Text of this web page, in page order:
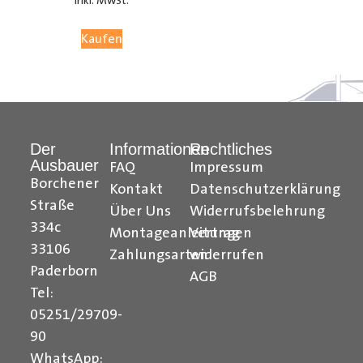
auch auf unseremYouTube Kanaleinfach und
Ihr Team von Der Ausbauer
Formularbeginn
Kaufen
Der
Ausbauer
Borchener
Straße
334c
33106
Paderborn
Tel:
05251/29709-
90
WhatsApp:
Informationen
FAQ
Kontakt
Über Uns
Montageanleitungen
Zahlungsarten
Rechtliches
Impressum
Datenschutzerklärung
Widerrufsbelehrung
Vertrag
widerrufen
AGB